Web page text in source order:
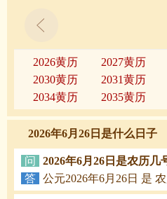
2026黄历 2027黄历
2030黄历
2031黄历
2034黄历
2035黄历
2026年6月26日是什么日子
问
2026年6月26日是农历几
答 公元2026年6月26日 是